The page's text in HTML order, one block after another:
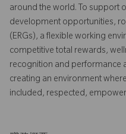
around the world. To support
development opportunities,
(ERGs), a flexible working
competitive total rewards,
recognition and performance
creating an environment
included, respected,